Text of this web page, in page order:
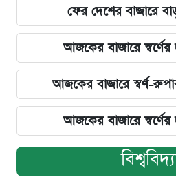
ফের দেশের বাজারে
আজকের বাজারে
আজকের বাজারে স্বর্ণ-
আজকের বাজারে